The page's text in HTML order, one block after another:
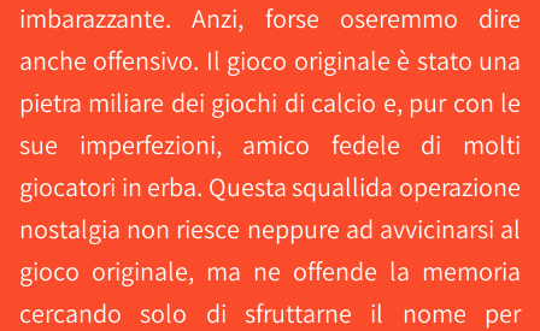
imbarazzante. Anzi, forse oseremmo dire
anche offensivo. Il gioco originale è stato una
pietra miliare dei giochi di calcio e, pur con le
sue imperfezioni, amico fedele di molti
giocatori in erba. Questa squallida operazione
nostalgia non riesce neppure ad avvicinarsi al
gioco originale, ma ne offende la memoria
cercando solo di sfruttarne il nome per